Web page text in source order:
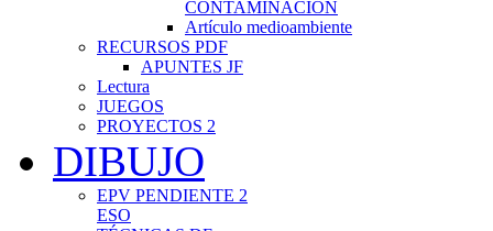
CONTAMINACIÓN
Artículo medioambiente
RECURSOS PDF
APUNTES JF
Lectura
JUEGOS
PROYECTOS 2
DIBUJO
EPV PENDIENTE 2
ESO